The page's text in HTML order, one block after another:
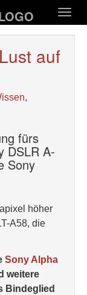
auf
,
fürs
DSLR A-
Sony
höher
A58, die
Sony Alpha
weitere
Bindeglied